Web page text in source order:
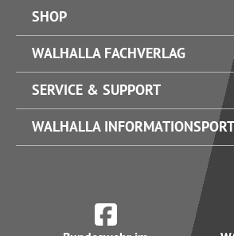
SHOP
WALHALLA FACHVERLAG
SERVICE & SUPPORT
WALHALLA